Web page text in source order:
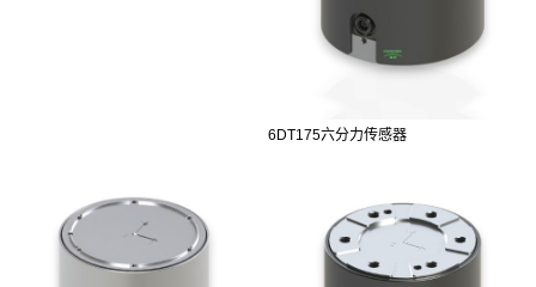
6DT175六分力传感器